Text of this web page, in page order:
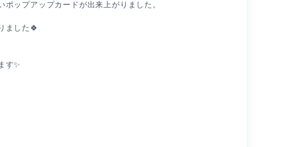
ップアップカードが出来上がりました。
ました🍀
す✨